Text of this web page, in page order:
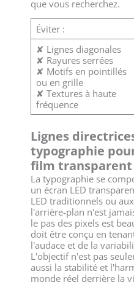
que vous recherchez.
Éviter :
✘ Lignes diagonales
✘ Rayures serrées
✘ Motifs en pointillés
ou en grille
✘ Textures à haute
fréquence
Lignes
typographie
film transparent
La typographie se
un écran LED
LED traditionnels ou
l'arrière-plan n'est
le pas des pixels est
doit être conçu en
l'audace et de la
L'objectif n'est pas
aussi la stabilité et
monde réel derrière la